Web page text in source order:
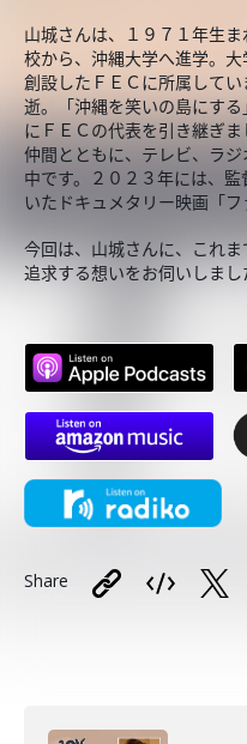
山城さんは、１９７１年生
校から、沖縄大学へ進学。
創設したＦＥＣに所属して
逝。「沖縄を笑いの島にす
にＦＥＣの代表を引き継ぎ
仲間とともに、テレビ、ラ
中です。２０２３年には、
いたドキュメタリー映画「フ
今回は、山城さんに、これ
追求する想いをお伺いしまし
Share